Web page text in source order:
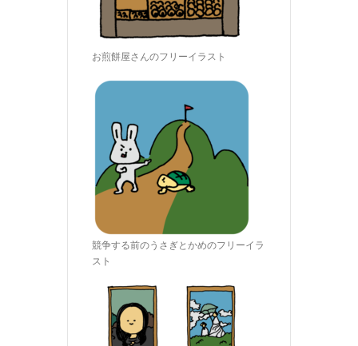
お煎餅屋さんのフリーイラスト
競争する前のうさぎとかめのフリーイラ
スト